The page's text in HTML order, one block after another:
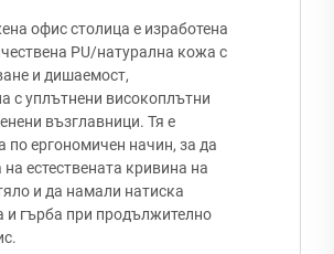
офис столица е изработена
PU/натурална кожа с
и дишаемост,
с уплътнени високоплътни
възглавници. Тя е
по ергономичен начин, за да
на естествената кривина на
и да намали натиска
и гърба при продължително